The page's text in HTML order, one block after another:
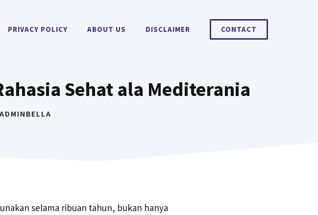
PRIVACY POLICY ABOUT US DISCLAIMER CONTACT
Sehat ala Mediterania
ADMINBELLA
selama ribuan tahun, bukan hanya